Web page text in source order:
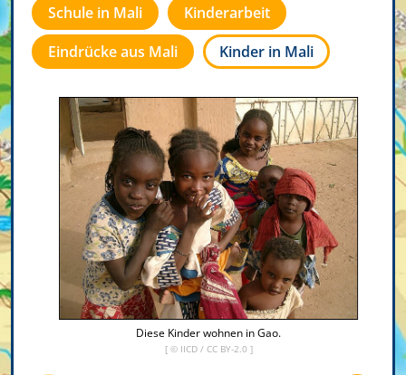
Schule in Mali
Kinderarbeit
Eindrücke aus Mali
Kinder in Mali
Diese Kinder wohnen in Gao.
[ © IICD / CC BY-2.0 ]